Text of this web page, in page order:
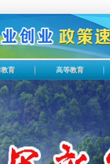
育 高等教育